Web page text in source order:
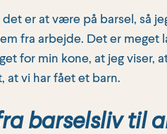
er at være på barsel, så
fra arbejde. Det er meget
for min kone, at jeg viser,
at vi har fået et barn.
barselsliv til